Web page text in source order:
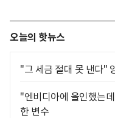
오늘의 핫뉴스
"그 세금 절대 못 낸다"
"엔비디아에 올인했는
한 변수